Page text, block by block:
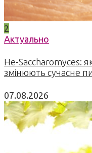
2
Актуально
Не-Saccharomyces:
змінюють сучасне
07.08.2026